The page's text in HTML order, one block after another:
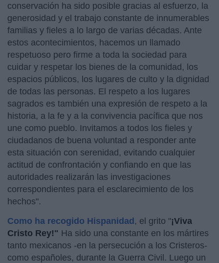
conservación ha sido posible gracias al esfuerzo, la
generosidad y el trabajo constante de innumerables
familias y fieles a lo largo de varias décadas. Ante
estos acontecimientos, hacemos un llamado
respetuoso pero firme a toda la sociedad para
cuidar y respetar los bienes de la comunidad, los
espacios públicos, los lugares de culto y la dignidad
de todas las personas. El respeto a los lugares
sagrados es también una expresión de respeto a la
historia, a la fe y a la convivencia pacífica que nos
une como pueblo. Invitamos a todos los fieles y
ciudadanos de buena voluntad a responder ante
esta situación con serenidad, evitando cualquier
actitud de confrontación y confiando en que las
autoridades realizarán las investigaciones
correspondientes para el esclarecimiento de los
hechos".
Como ha recogido Hispanidad, el grito "¡Viva
Cristo Rey!" Ha sido una constante en los mártires
tanto mexicanos -en la persecución a los Cristeros-
como españoles, durante la Guerra Civil. Luego un